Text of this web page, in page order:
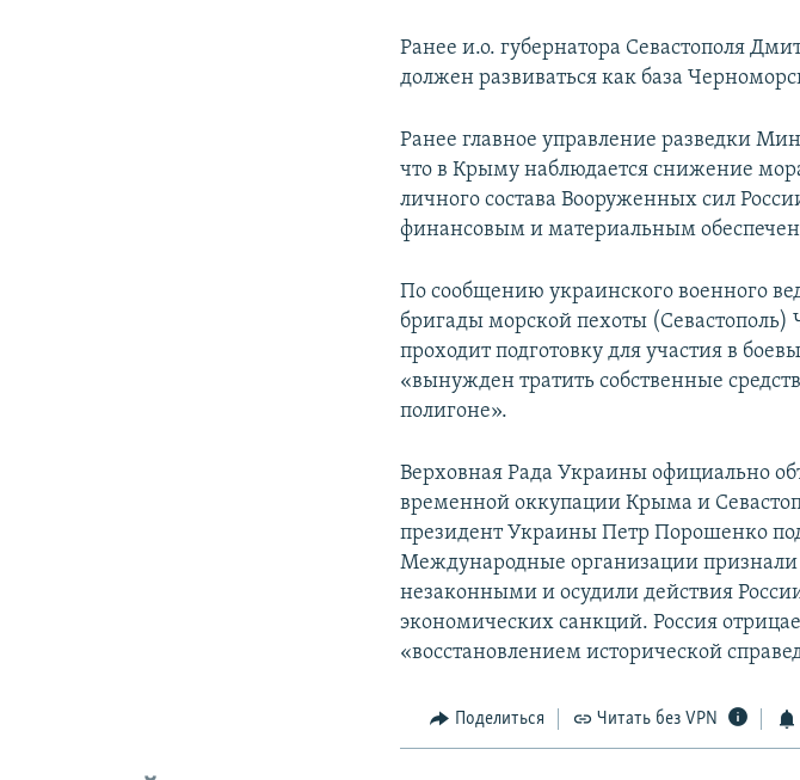
Ранее и.о. губернатора Севастополя
должен развиваться как база
Ранее главное управление разведки
что в Крыму наблюдается снижение
личного состава Вооруженных сил
финансовым и материальным
По сообщению украинского военного
бригады морской пехоты (Севастополь)
проходит подготовку для участия в
«вынужден тратить собственные
полигоне».
Верховная Рада Украины официально
временной оккупации Крыма и
президент Украины Петр Порошенко
Международные организации
незаконными и осудили действия
экономических санкций. Россия
«восстановлением исторической
Поделиться Читать без VPN